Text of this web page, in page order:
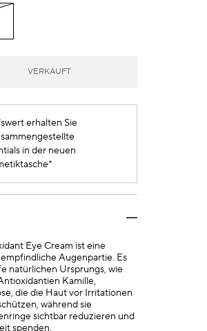
VERKAUFT
erhalten Sie
in der neuen
Eye Cream ist eine
Augenpartie. Es
natürlichen Ursprungs, wie
Kamille,
die die Haut vor Irritationen
während sie
sichtbar reduzieren und
spenden.